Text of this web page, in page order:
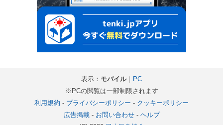
表示： モバイル｜ PC
※PCの閲覧は一部制限されます
利用規約 - プライバシーポリシー - クッキーポリシー
広告掲載- お問い合わせ- ヘルプ